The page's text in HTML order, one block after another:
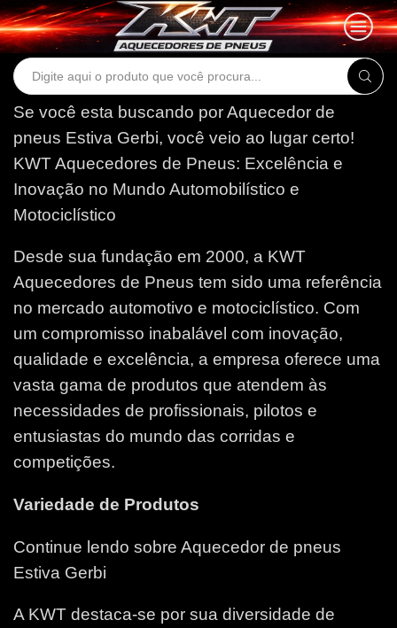
Search
Se você esta buscando por Aquecedor de
pneus Estiva Gerbi, você veio ao lugar certo!
KWT Aquecedores de Pneus: Excelência e
Inovação no Mundo Automobilístico e
Motociclístico
Desde sua fundação em 2000, a KWT
Aquecedores de Pneus tem sido uma referência
no mercado automotivo e motociclístico. Com
um compromisso inabalável com inovação,
qualidade e excelência, a empresa oferece uma
vasta gama de produtos que atendem às
necessidades de profissionais, pilotos e
entusiastas do mundo das corridas e
competições.
Variedade de Produtos
Continue lendo sobre Aquecedor de pneus
Estiva Gerbi
A KWT destaca-se por sua diversidade de